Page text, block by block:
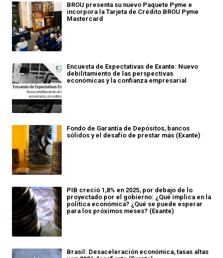
BROU presenta su nuevo Paquete Pyme e
incorpora la Tarjeta de Crédito BROU Pyme
Mastercard
Encuesta de Expectativas de Exante: Nuevo
debilitamiento de las perspectivas
económicas y la confianza empresarial
Fondo de Garantía de Depósitos, bancos
sólidos y el desafío de prestar más (Exante)
PIB creció 1,8% en 2025, por debajo de lo
proyectado por el gobierno: ¿Qué implica en la
política económica? ¿Qué se puede esperar
para los próximos meses? (Exante)
Brasil: Desaceleración económica, tasas altas